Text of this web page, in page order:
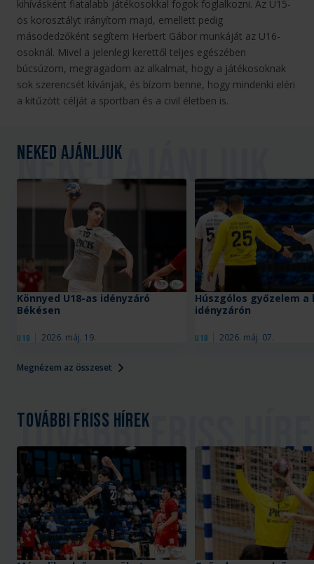
kihívásként fiatalabb játékosokkal fogok foglalkozni. Az U15-
ös korosztályt irányítom majd, emellett pedig
másodedzőként segítem Herbert Gábor munkáját az U16-
osoknál. Mivel a jelenlegi kerettől teljes egészében
búcsúzom, megragadom az alkalmat, hogy a játékosoknak
sok szerencsét kívánjak, és bízom benne, hogy mindenki eléri
a kitűzött célját a sportban és a civil életben is.
Neked ajánljuk
Megnézem az összeset
U18 2026. máj. 19.
Könnyed U18-as idényzáró
Békésen
U18 2026. máj. 07.
Húszgólos győzelem a
idényzárón
További friss hírek